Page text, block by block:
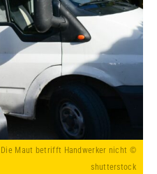
Die Maut betrifft Handwerker nicht ©
shutterstock